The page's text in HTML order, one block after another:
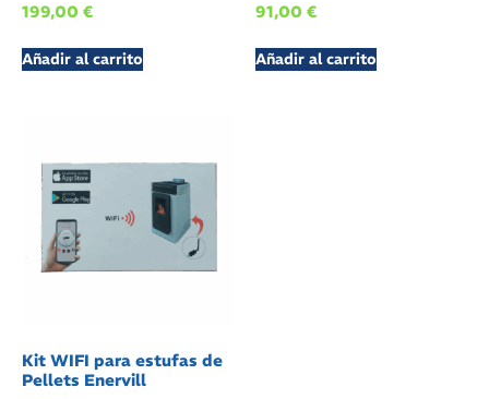
199,00 €
Añadir al carrito
91,00 €
Añadir al carrito
Kit WIFI para estufas de
Pellets Enervill